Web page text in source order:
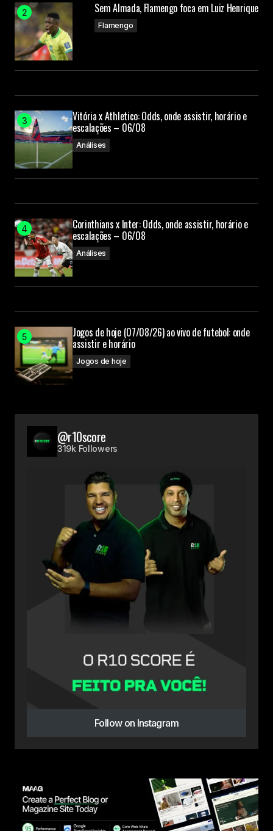
Sem Almada, Flamengo foca em Luiz Henrique
Flamengo
Vitória x Athletico: Odds, onde assistir, horário e
escalações – 06/08
Análises
Corinthians x Inter: Odds, onde assistir, horário e
escalações – 06/08
Análises
Jogos de hoje (07/08/26) ao vivo de futebol: onde
assistir e horário
Jogos de hoje
@r10score
319k Followers
Follow on Instagram